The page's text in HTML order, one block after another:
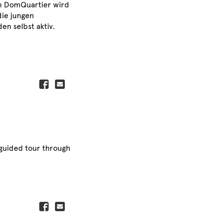
DomQuartier wird
jungen
selbst aktiv.
tour through